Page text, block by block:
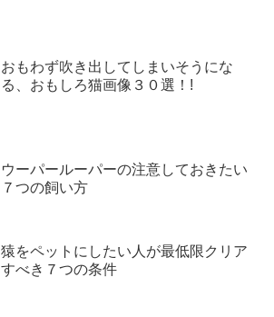
おもわず吹き出してしまいそうにな
る、おもしろ猫画像３０選！!
ウーパールーパーの注意しておきたい
７つの飼い方
猿をペットにしたい人が最低限クリア
すべき７つの条件